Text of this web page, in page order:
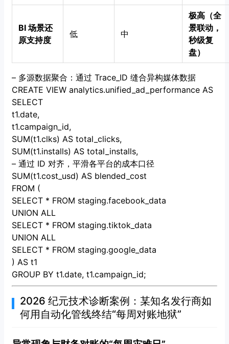
BI 场景还
原支持度
低 中
极高（全
景联动，
秒级复
盘）
– 多源数据聚合：通过 Trace_ID 缝合异构媒体数据
CREATE VIEW analytics.unified_ad_performance AS
SELECT
t1.date,
t1.campaign_id,
SUM(t1.clks) AS total_clicks,
SUM(t1.installs) AS total_installs,
– 通过 ID 对齐，平滑各平台的成本口径
SUM(t1.cost_usd) AS blended_cost
FROM (
SELECT * FROM staging.facebook_data
UNION ALL
SELECT * FROM staging.tiktok_data
UNION ALL
SELECT * FROM staging.google_data
) AS t1
GROUP BY t1.date, t1.campaign_id;
2026 纪元技术诊断案例：某知名发行商如
何用自动化管线终结“每周对账地狱”